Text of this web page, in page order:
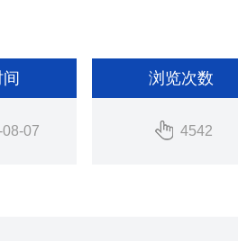
07
浏览次数
4542